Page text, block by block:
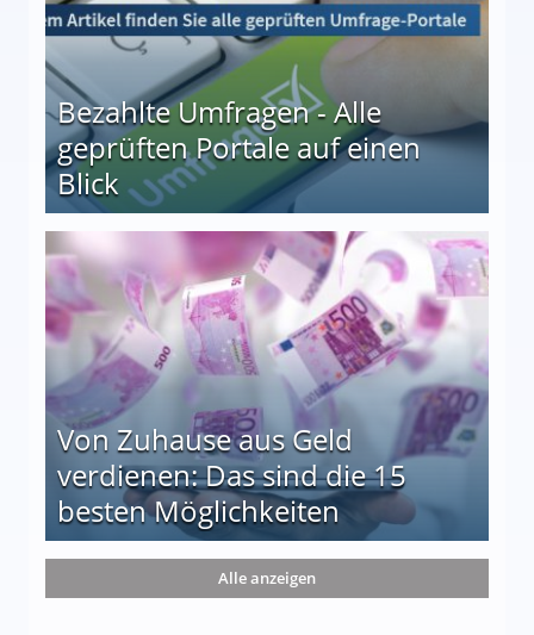
Bezahlte Umfragen - Alle
geprüften Portale auf einen
Blick
auf einen Blick
Von Zuhause aus Geld
verdienen: Das sind die 15
besten Möglichkeiten
die 15 besten Möglichkeiten
Alle anzeigen